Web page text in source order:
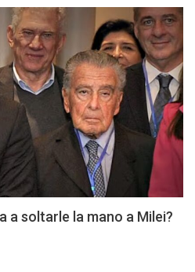
a soltarle la mano a Milei?